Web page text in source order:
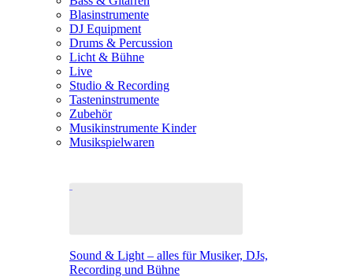
Blasinstrumente
DJ Equipment
Drums & Percussion
Licht & Bühne
Live
Studio & Recording
Tasteninstrumente
Zubehör
Musikinstrumente Kinder
Musikspielwaren
Sound & Light – alles für Musiker, DJs,
Recording und Bühne